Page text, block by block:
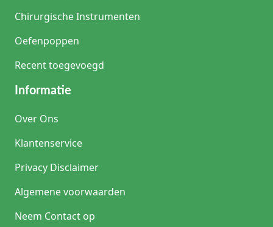
Chirurgische Instrumenten
Oefenpoppen
Recent toegevoegd
Informatie
Over Ons
Klantenservice
Privacy Disclaimer
Algemene voorwaarden
Neem Contact op